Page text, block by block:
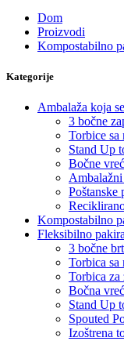
Dom
Proizvodi
Kompostabilno
Kategorije
Ambalaža koja
3 bočne
Torbice sa
Stand Up
Bočne
Poštanske
Kompostabilno
Fleksibilno
3 bočne
Torbica sa
Torbica za
Bočna
Stand Up
Spouted
Izoštrena